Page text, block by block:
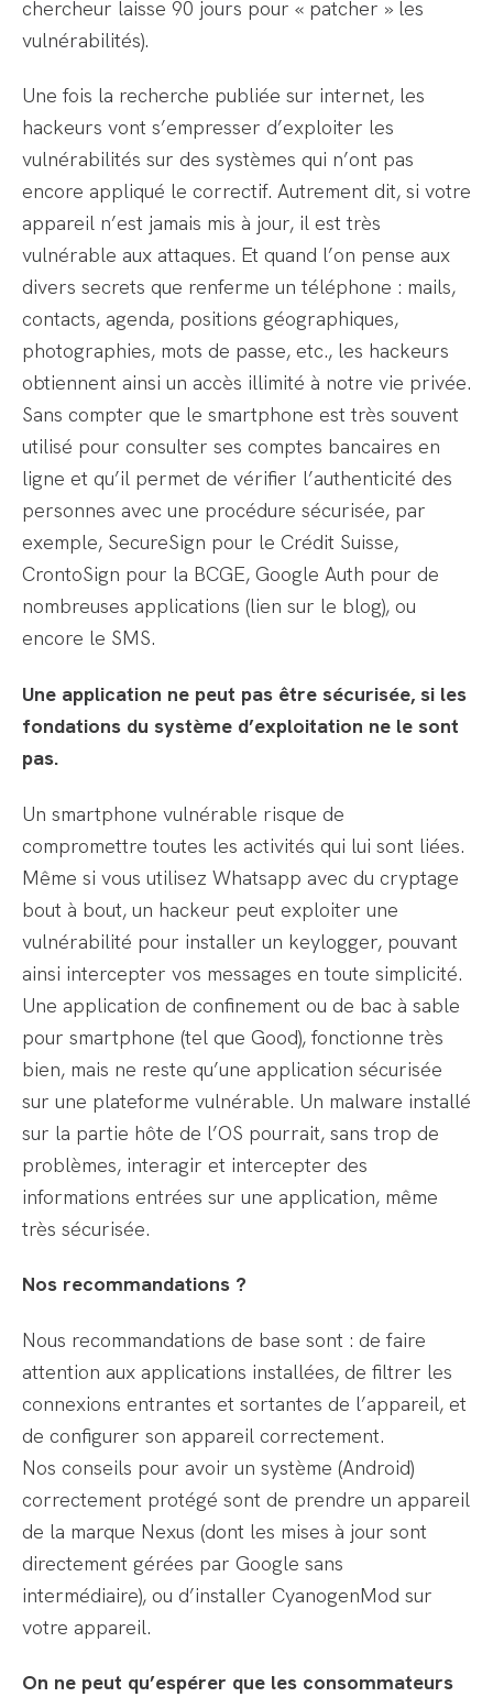
chercheur laisse 90 jours pour « patcher » les
vulnérabilités).
Une fois la recherche publiée sur internet, les
hackeurs vont s’empresser d’exploiter les
vulnérabilités sur des systèmes qui n’ont pas
encore appliqué le correctif. Autrement dit, si votre
appareil n’est jamais mis à jour, il est très
vulnérable aux attaques. Et quand l’on pense aux
divers secrets que renferme un téléphone : mails,
contacts, agenda, positions géographiques,
photographies, mots de passe, etc., les hackeurs
obtiennent ainsi un accès illimité à notre vie privée.
Sans compter que le smartphone est très souvent
utilisé pour consulter ses comptes bancaires en
ligne et qu’il permet de vérifier l’authenticité des
personnes avec une procédure sécurisée, par
exemple, SecureSign pour le Crédit Suisse,
CrontoSign pour la BCGE, Google Auth pour de
nombreuses applications (lien sur le blog), ou
encore le SMS.
Une application ne peut pas être sécurisée, si les
fondations du système d’exploitation ne le sont
pas.
Un smartphone vulnérable risque de
compromettre toutes les activités qui lui sont liées.
Même si vous utilisez Whatsapp avec du cryptage
bout à bout, un hackeur peut exploiter une
vulnérabilité pour installer un keylogger, pouvant
ainsi intercepter vos messages en toute simplicité.
Une application de confinement ou de bac à sable
pour smartphone (tel que Good), fonctionne très
bien, mais ne reste qu’une application sécurisée
sur une plateforme vulnérable. Un malware installé
sur la partie hôte de l’OS pourrait, sans trop de
problèmes, interagir et intercepter des
informations entrées sur une application, même
très sécurisée.
Nos recommandations ?
Nous recommandations de base sont : de faire
attention aux applications installées, de filtrer les
connexions entrantes et sortantes de l’appareil, et
de configurer son appareil correctement.
Nos conseils pour avoir un système (Android)
correctement protégé sont de prendre un appareil
de la marque Nexus (dont les mises à jour sont
directement gérées par Google sans
intermédiaire), ou d’installer CyanogenMod sur
votre appareil.
On ne peut qu’espérer que les consommateurs